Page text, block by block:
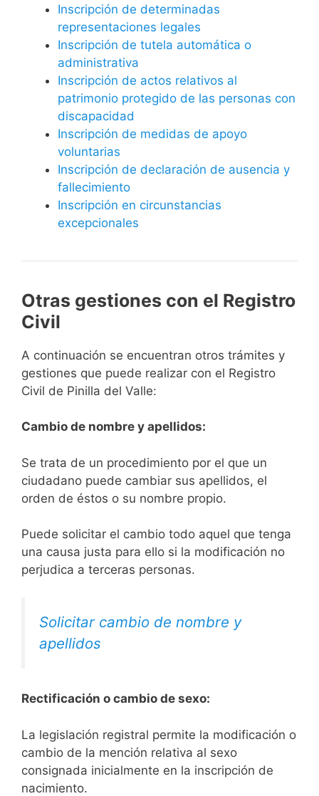
Inscripción de determinadas
representaciones legales
Inscripción de tutela automática o
administrativa
Inscripción de actos relativos al
patrimonio protegido de las personas con
discapacidad
Inscripción de medidas de apoyo
voluntarias
Inscripción de declaración de ausencia y
fallecimiento
Inscripción en circunstancias
excepcionales
Otras gestiones con el Registro
Civil
A continuación se encuentran otros trámites y
gestiones que puede realizar con el Registro
Civil de Pinilla del Valle:
Cambio de nombre y apellidos:
Se trata de un procedimiento por el que un
ciudadano puede cambiar sus apellidos, el
orden de éstos o su nombre propio.
Puede solicitar el cambio todo aquel que tenga
una causa justa para ello si la modificación no
perjudica a terceras personas.
Solicitar cambio de nombre y
apellidos
Rectificación o cambio de sexo:
La legislación registral permite la modificación o
cambio de la mención relativa al sexo
consignada inicialmente en la inscripción de
nacimiento.